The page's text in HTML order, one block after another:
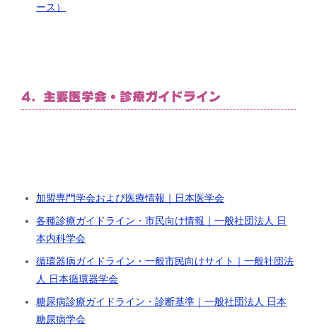
ース）
4. 主要医学会・診療ガイドライン
加盟専門学会および医療情報｜日本医学会
各種診療ガイドライン・市民向け情報｜一般社団法人 日
本内科学会
循環器病ガイドライン・一般市民向けサイト｜一般社団法
人 日本循環器学会
糖尿病診療ガイドライン・診断基準｜一般社団法人 日本
糖尿病学会